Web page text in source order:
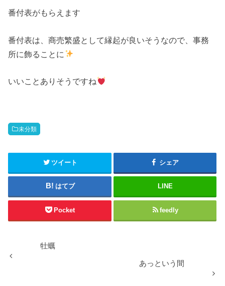
番付表がもらえます
番付表は、商売繁盛として縁起が良いそうなので、事務
所に飾ることに
いいことありそうですね
未分類
ツイート シェア
はてブ LINE
Pocket feedly
牡蠣
あっという間